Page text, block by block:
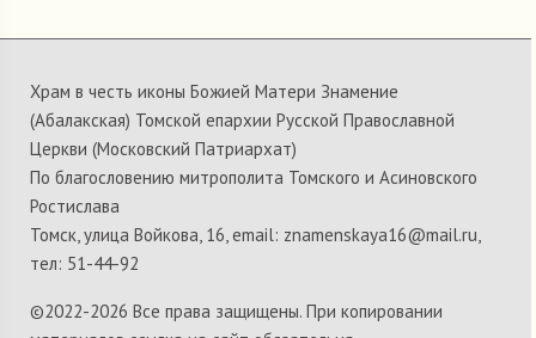
Храм в честь иконы Божией Матери Знамение
(Абалакская) Томской епархии Русской Православной
Церкви (Московский Патриархат)
По благословению митрополита Томского и Асиновского
Ростислава
Томск, улица Войкова, 16, email: znamenskaya16@mail.ru,
тел: 51-44-92
©2022-2026 Все права защищены. При копировании